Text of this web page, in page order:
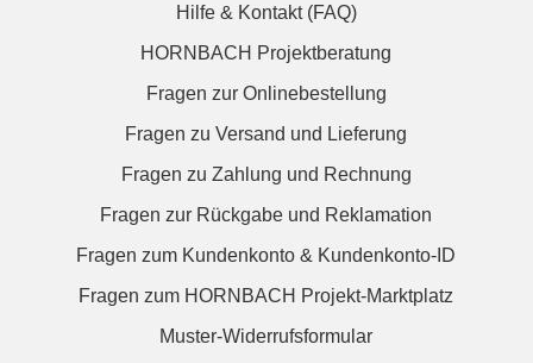
Hilfe & Kontakt (FAQ)
HORNBACH Projektberatung
Fragen zur Onlinebestellung
Fragen zu Versand und Lieferung
Fragen zu Zahlung und Rechnung
Fragen zur Rückgabe und Reklamation
Fragen zum Kundenkonto & Kundenkonto-ID
Fragen zum HORNBACH Projekt-Marktplatz
Muster-Widerrufsformular